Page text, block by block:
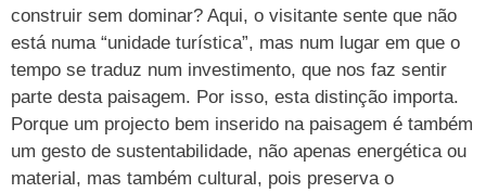
construir sem dominar? Aqui, o visitante sente que não
está numa “unidade turística”, mas num lugar em que o
tempo se traduz num investimento, que nos faz sentir
parte desta paisagem. Por isso, esta distinção importa.
Porque um projecto bem inserido na paisagem é também
um gesto de sustentabilidade, não apenas energética ou
material, mas também cultural, pois preserva o